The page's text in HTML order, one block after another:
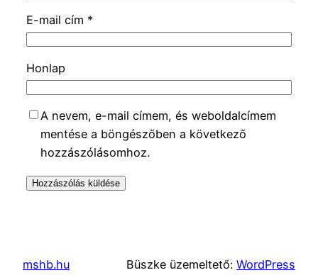
E-mail cím *
Honlap
A nevem, e-mail címem, és weboldalcímem
mentése a böngészőben a következő
hozzászólásomhoz.
mshb.hu Büszke üzemeltető: WordPress